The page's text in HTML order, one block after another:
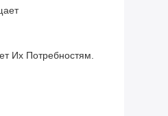
Их Потребностям.